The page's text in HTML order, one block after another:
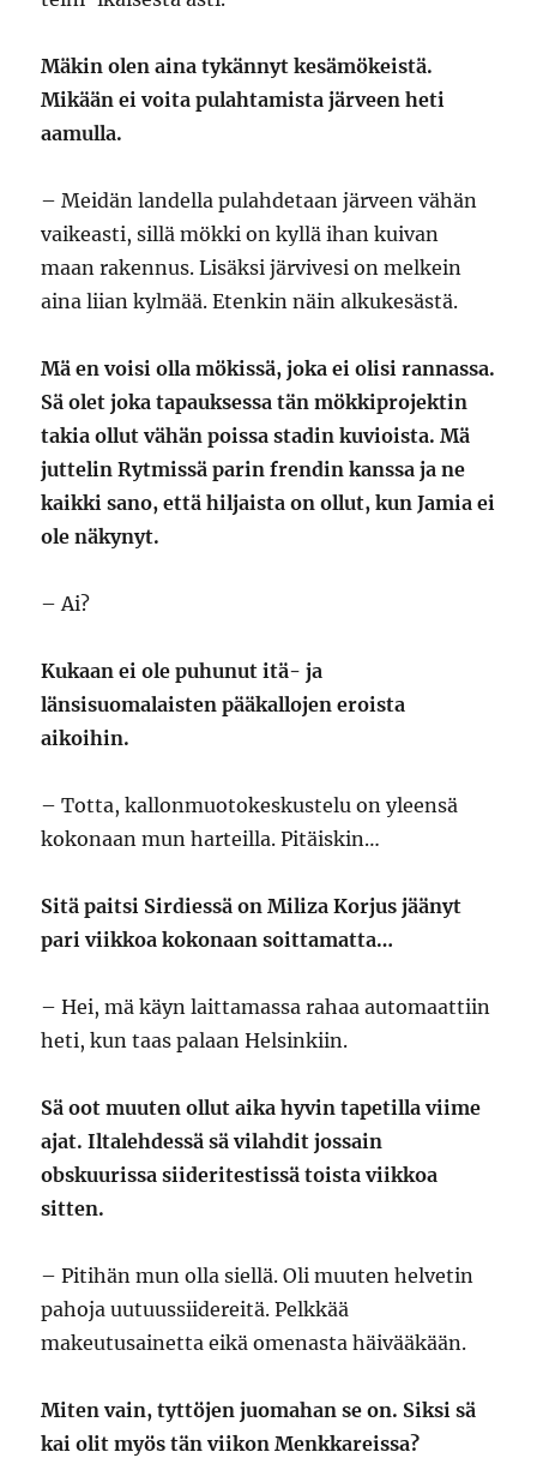
Mäkin olen aina tykännyt kesämökeistä.
Mikään ei voita pulahtamista järveen heti
aamulla.
– Meidän landella pulahdetaan järveen vähän
vaikeasti, sillä mökki on kyllä ihan kuivan
maan rakennus. Lisäksi järvivesi on melkein
aina liian kylmää. Etenkin näin alkukesästä.
Mä en voisi olla mökissä, joka ei olisi rannassa.
Sä olet joka tapauksessa tän mökkiprojektin
takia ollut vähän poissa stadin kuvioista. Mä
juttelin Rytmissä parin frendin kanssa ja ne
kaikki sano, että hiljaista on ollut, kun Jamia ei
ole näkynyt.
– Ai?
Kukaan ei ole puhunut itä- ja
länsisuomalaisten pääkallojen eroista
aikoihin.
– Totta, kallonmuotokeskustelu on yleensä
kokonaan mun harteilla. Pitäiskin…
Sitä paitsi Sirdiessä on Miliza Korjus jäänyt
pari viikkoa kokonaan soittamatta…
– Hei, mä käyn laittamassa rahaa automaattiin
heti, kun taas palaan Helsinkiin.
Sä oot muuten ollut aika hyvin tapetilla viime
ajat. Iltalehdessä sä vilahdit jossain
obskuurissa siideritestissä toista viikkoa
sitten.
– Pitihän mun olla siellä. Oli muuten helvetin
pahoja uutuussiidereitä. Pelkkää
makeutusainetta eikä omenasta häivääkään.
Miten vain, tyttöjen juomahan se on. Siksi sä
kai olit myös tän viikon Menkkareissa?